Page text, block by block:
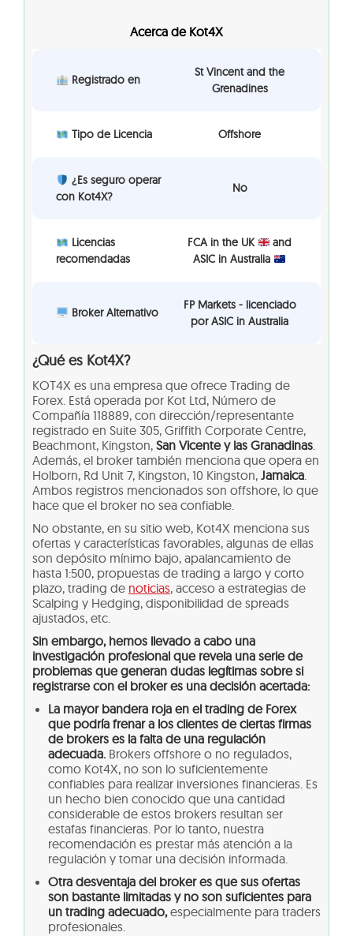
Acerca de Kot4X
Registrado en
St Vincent and the
Grenadines
Tipo de Licencia Offshore
¿Es seguro operar
con Kot4X?
No
Licencias
recomendadas
FCA in the UK
and
ASIC in Australia
Broker Alternativo
FP Markets - licenciado
por ASIC in Australia
¿Qué es Kot4X?
KOT4X es una empresa que ofrece Trading de
Forex. Está operada por Kot Ltd, Número de
Compañía 118889, con dirección/representante
registrado en Suite 305, Griffith Corporate Centre,
Beachmont, Kingston, San Vicente y las Granadinas.
Además, el broker también menciona que opera en
Holborn, Rd Unit 7, Kingston, 10 Kingston, Jamaica.
Ambos registros mencionados son offshore, lo que
hace que el broker no sea confiable.
No obstante, en su sitio web, Kot4X menciona sus
ofertas y características favorables, algunas de ellas
son depósito mínimo bajo, apalancamiento de
hasta 1:500, propuestas de trading a largo y corto
plazo, trading de noticias, acceso a estrategias de
Scalping y Hedging, disponibilidad de spreads
ajustados, etc.
Sin embargo, hemos llevado a cabo una
investigación profesional que revela una serie de
problemas que generan dudas legítimas sobre si
registrarse con el broker es una decisión acertada:
La mayor bandera roja en el trading de Forex
que podría frenar a los clientes de ciertas firmas
de brokers es la falta de una regulación
adecuada. Brokers offshore o no regulados,
como Kot4X, no son lo suficientemente
confiables para realizar inversiones financieras. Es
un hecho bien conocido que una cantidad
considerable de estos brokers resultan ser
estafas financieras. Por lo tanto, nuestra
recomendación es prestar más atención a la
regulación y tomar una decisión informada.
Otra desventaja del broker es que sus ofertas
son bastante limitadas y no son suficientes para
un trading adecuado,especialmente para traders
profesionales.